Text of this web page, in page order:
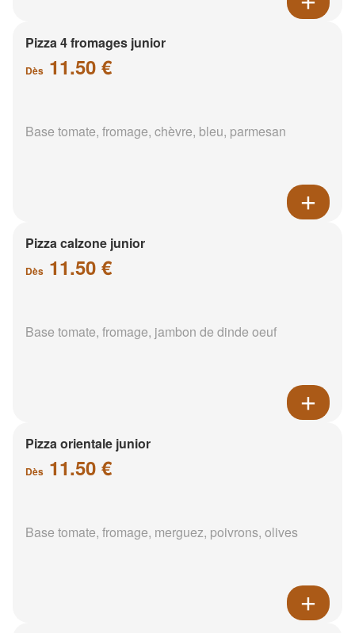
Pizza 4 fromages junior
Dès 11.50 €
Base tomate, fromage, chèvre, bleu, parmesan
Pizza calzone junior
Dès 11.50 €
Base tomate, fromage, jambon de dinde oeuf
Pizza orientale junior
Dès 11.50 €
Base tomate, fromage, merguez, poivrons, olives